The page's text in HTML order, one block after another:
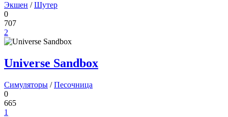
Экшен /Шутер
0
707
2
Universe Sandbox
Симуляторы /Песочница
0
665
1